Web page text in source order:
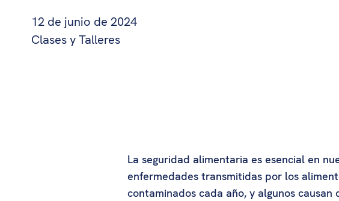
12 de junio de 2024
Clases y Talleres
La seguridad alimentaria es esencial en
enfermedades transmitidas por los
contaminados cada año, y algunos